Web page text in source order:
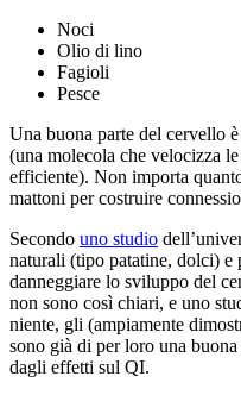
Noci
Olio di lino
Fagioli
Pesce
Una buona parte del cervello
(una molecola che velocizza
efficiente). Non importa
mattoni per costruire
Secondo uno studio
naturali (tipo patatine, dolci) e
danneggiare lo sviluppo del
non sono così chiari, e uno
niente, gli (ampiamente
sono già di per loro una
dagli effetti sul QI.